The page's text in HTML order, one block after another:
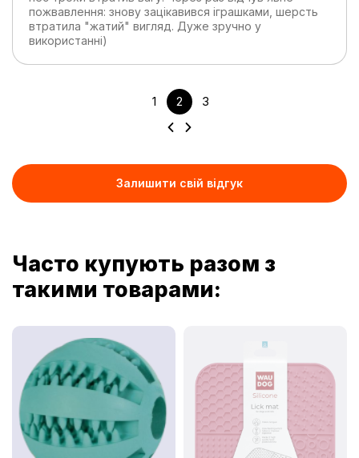
пожвавлення: знову зацікавився іграшками, шерсть
втратила "жатий" вигляд. Дуже зручно у
використанні)
1 2 3
Залишити свій відгук
Часто купують разом з
такими товарами: